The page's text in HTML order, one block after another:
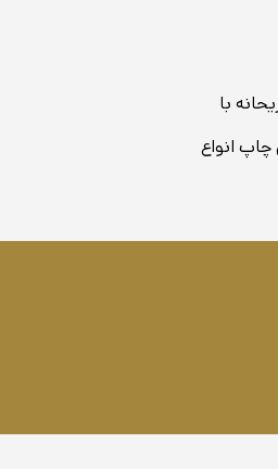
با
چاپ انواع